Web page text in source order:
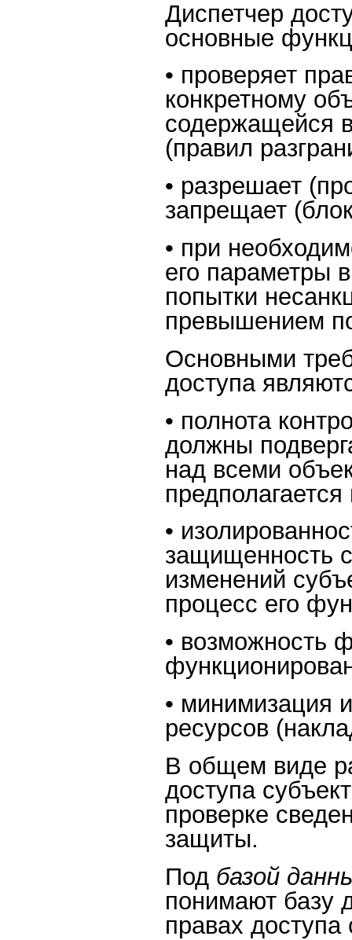
Диспетчер
основные
• проверяет
конкретному
содержащейся
(правил
• разрешает
запрещает
• при
его параметры
попытки
превышением
Основными
доступа
• полнота
должны
над всеми
•
защищенность
изменений
процесс его
• возможность
• минимизация
ресурсов
В общем виде
доступа
проверке
защиты.
Под базой
понимают
правах доступа